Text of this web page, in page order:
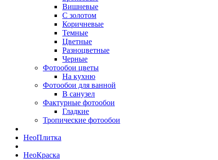
Вишневые
С золотом
Коричневые
Темные
Цветные
Разноцветные
Черные
Фотообои цветы
На кухню
Фотообои для ванной
В санузел
Фактурные фотообои
Гладкие
Тропические фотообои
НеоПлитка
НеоКраска